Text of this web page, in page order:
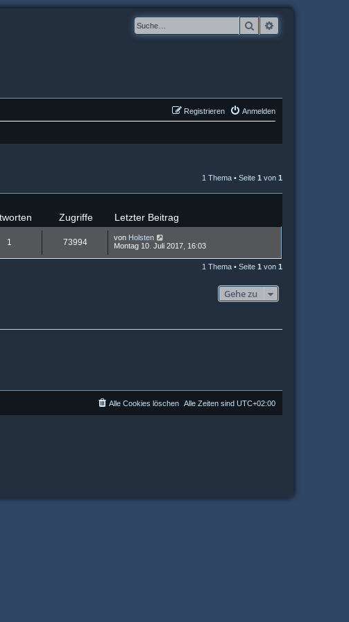
Suche
Anmelden
Registrieren
1 Thema • Seite 1 von 1
Zugriffe Letzter Beitrag
1 73994 von Holsten
Montag 10. Juli 2017, 16:03
1 Thema • Seite 1 von 1
Gehe zu
Alle Zeiten sind UTC+02:00
Alle Cookies löschen